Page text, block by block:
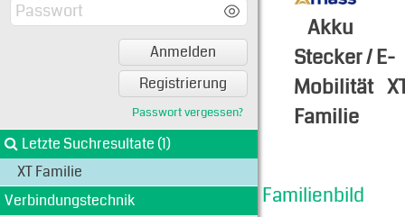
Anmelden
Registrierung
Passwort vergessen?
Letzte Suchresultate (1)
XT Familie
Verbindungstechnik
Akku
Stecker / E-
Mobilität
Familie
Familienbild